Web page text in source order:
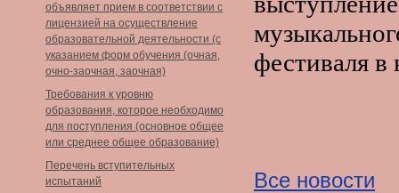
объявляет прием в соответствии с
лицензией на осуществление
образовательной деятельности (с
указанием форм обучения (очная,
очно-заочная, заочная)
Требования к уровню
образования, которое необходимо
для поступления (основное общее
или среднее общее образование)
Перечень вступительных
испытаний
фестиваля
Все новости